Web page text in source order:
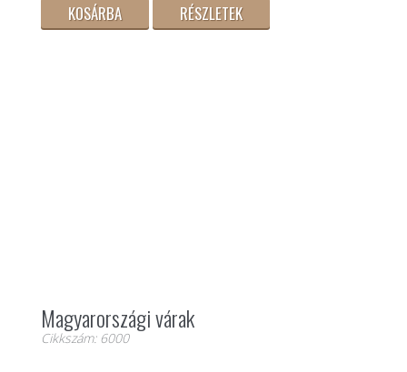
KOSÁRBA RÉSZLETEK
Magyarországi várak
Cikkszám: 6000